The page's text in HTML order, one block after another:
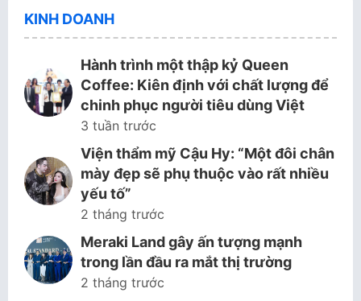
KINH DOANH
Hành trình một thập kỷ Queen
Coffee: Kiên định với chất lượng để
chinh phục người tiêu dùng Việt
3 tuần trước
Viện thẩm mỹ Cậu Hy: “Một đôi chân
mày đẹp sẽ phụ thuộc vào rất nhiều
yếu tố”
2 tháng trước
Meraki Land gây ấn tượng mạnh
trong lần đầu ra mắt thị trường
2 tháng trước